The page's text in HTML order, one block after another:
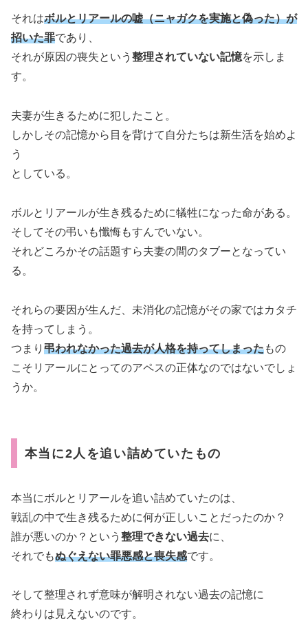
それはボルとリアールの嘘（ニャガクを実施と偽った）が
招いた罪であり、
それが原因の喪失という 整理されていない記憶を示しま
す。
夫妻が生きるために犯したこと。
しかしその記憶から目を背けて自分たちは新生活を始めよ
う
としている。
ボルとリアールが生き残るために犠牲になった命がある。
そしてその弔いも懺悔もすんでいない。
それどころかその話題すら夫妻の間のタブーとなってい
る。
それらの要因が生んだ、未消化の記憶がその家ではカタチ
を持ってしまう。
つまり 弔われなかった過去が人格を持ってしまったもの
こそリアールにとってのアペスの正体なのではないでしょ
うか。
本当に2人を追い詰めていたもの
本当にボルとリアールを追い詰めていたのは、
戦乱の中で生き残るために何が正しいことだったのか？
誰が悪いのか？という 整理できない過去に、
それでもぬぐえない罪悪感と喪失感です。
そして整理されず意味が解明されない過去の記憶に
終わりは見えないのです。